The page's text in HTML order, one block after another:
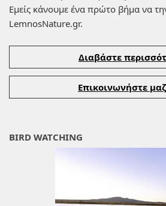
Εμείς κάνουμε ένα πρώτο βήμα να
LemnosNature.gr.
Διαβάστε
Επικοινωνήστε
BIRD WATCHING